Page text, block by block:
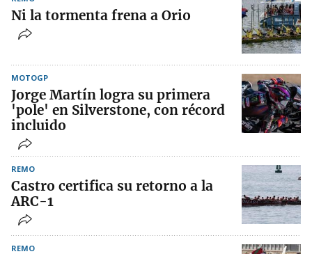
Ni la tormenta frena a Orio
MOTOGP
Jorge Martín logra su primera
'pole' en Silverstone, con récord
incluido
REMO
Castro certifica su retorno a la
ARC-1
REMO